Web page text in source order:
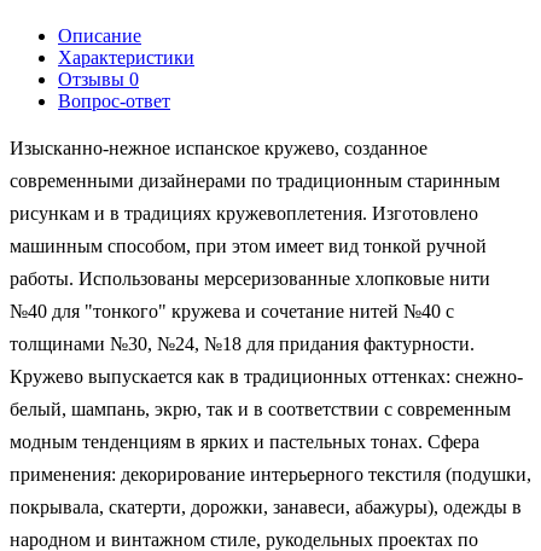
Описание
Характеристики
Отзывы 0
Вопрос-ответ
Изысканно-нежное испанское кружево, созданное
современными дизайнерами по традиционным старинным
рисункам и в традициях кружевоплетения. Изготовлено
машинным способом, при этом имеет вид тонкой ручной
работы. Использованы мерсеризованные хлопковые нити
№40 для "тонкого" кружева и сочетание нитей №40 с
толщинами №30, №24, №18 для придания фактурности.
Кружево выпускается как в традиционных оттенках: снежно-
белый, шампань, экрю, так и в соответствии с современным
модным тенденциям в ярких и пастельных тонах. Сфера
применения: декорирование интерьерного текстиля (подушки,
покрывала, скатерти, дорожки, занавеси, абажуры), одежды в
народном и винтажном стиле, рукодельных проектах по